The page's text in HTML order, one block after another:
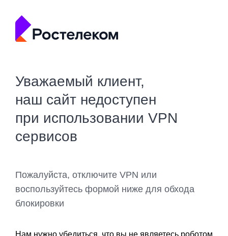
Уважаемый клиент,
наш сайт недоступен
при использовании VPN
сервисов
Пожалуйста, отключите VPN или
воспользуйтесь формой ниже для обхода
блокировки